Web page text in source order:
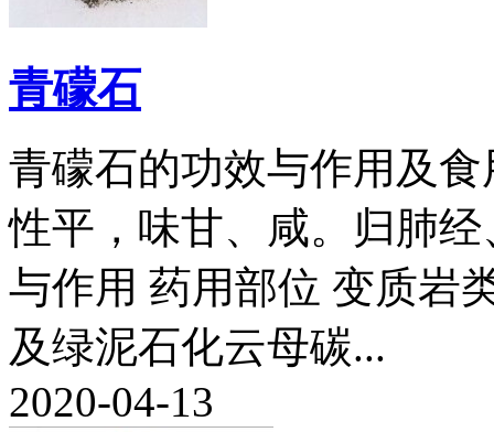
青礞石
青礞石的功效与作用及
性平，味甘、咸。归肺
与作用 药用部位 变质岩
及绿泥石化云母碳...
2020-04-13